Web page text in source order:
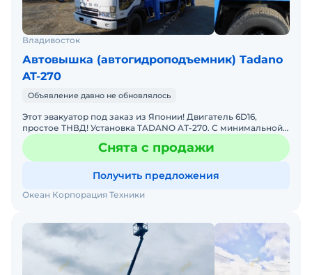
Владивосток
Автовышка (автогидроподъемник) Tadano
AT-270
Объявление давно не обновлялось
Этот эвакуатор под заказ из Японии! Двигатель 6D16,
простое ТНВД! Установка TADANO AT-270. C минимальной
наработкой! Цена указана без учета оформления докумен
Снята с продажи
Получить предложения
Океан Корпорация Техники